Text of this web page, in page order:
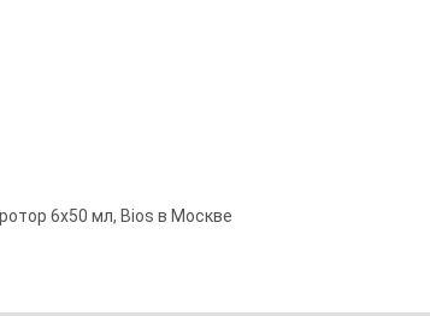
6х50 мл, Bios в Москве